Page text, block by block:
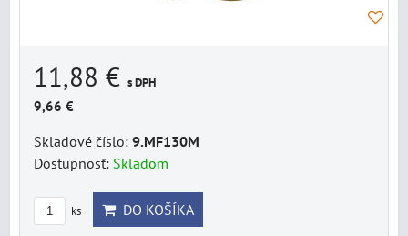
11,88 € s DPH
9,66 €
Skladové číslo: 9.MF130M
Dostupnosť: Skladom
ks DO KOŠÍKA